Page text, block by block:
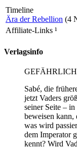
Timeline
Ära der Rebellion (4
Affiliate-Links ¹
Verlagsinfo
Sabé, die
jetzt Vaders
seiner Seite –
beweisen kann,
was wird
dem Imperator
kennt? Wird